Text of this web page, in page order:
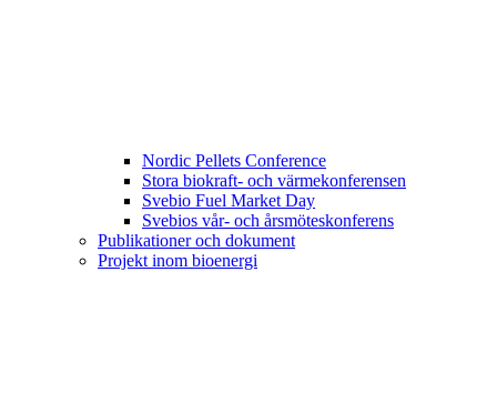
Nordic Pellets Conference
Stora biokraft- och värmekonferensen
Svebio Fuel Market Day
Svebios vår- och årsmöteskonferens
Publikationer och dokument
Projekt inom bioenergi